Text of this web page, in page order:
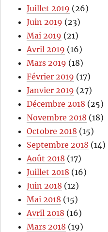
Juillet 2019 (26)
Juin 2019 (23)
Mai 2019 (21)
Avril 2019 (16)
Mars 2019 (18)
Février 2019 (17)
Janvier 2019 (27)
Décembre 2018 (25)
Novembre 2018 (18)
Octobre 2018 (15)
Septembre 2018 (14)
Août 2018 (17)
Juillet 2018 (16)
Juin 2018 (12)
Mai 2018 (15)
Avril 2018 (16)
Mars 2018 (19)